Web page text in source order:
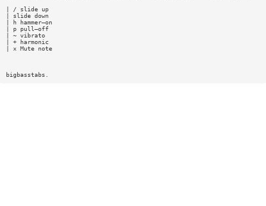
| / slide up
| slide down
| h hammer—on
| p pull—off
| ~ vibrato
| + harmonic
| x Mute note
bigbasstabs.